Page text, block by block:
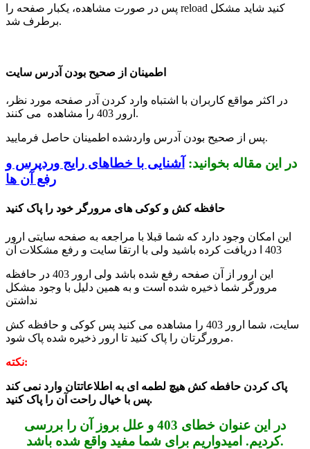
پس در صورت مشاهده، یکبار صفحه را reload کنید شاید مشکل
برطرف شد.
اطمینان از صحیح بودن آدرس سایت
در اکثر مواقع کاربران با اشتباه وارد کردن آدر صفحه مورد نظر،
ارور 403 را مشاهده می کنند.
پس از صحیح بودن آدرس واردشده اطمینان حاصل فرمایید.
در این مقاله بخوانید: آشنایی با خطاهای رایج وردپرس و
رفع آن ها
حافظه کش و کوکی های مرورگر خود را پاک کنید
این امکان وجود دارد که شما قبلا با مراجعه به صفحه سایتی ارور
403 ا دریافت کرده باشید ولی با ارتقا سایت و رفع مشکلات آن
این ارور از آن صفحه رفع شده باشد ولی ارور 403 در حافظه
مرورگر شما ذخیره شده است و به همین دلیل با وجود مشکل
نداشتن
سایت، شما ارور 403 را مشاهده می کنید پس کوکی و حافظه کش
مرورگرتان را پاک کنید تا ارور ذخیره شده پاک شود.
نکته:
پاک کردن حافطه کش هیچ لطمه ای به اطلاعاتتان وارد نمی کند
پس با خیال راحت آن را پاک کنید.
در این عنوان خطای 403 و علل بروز آن را بررسی
کردیم. امیدواریم برای شما مفید واقع شده باشد.